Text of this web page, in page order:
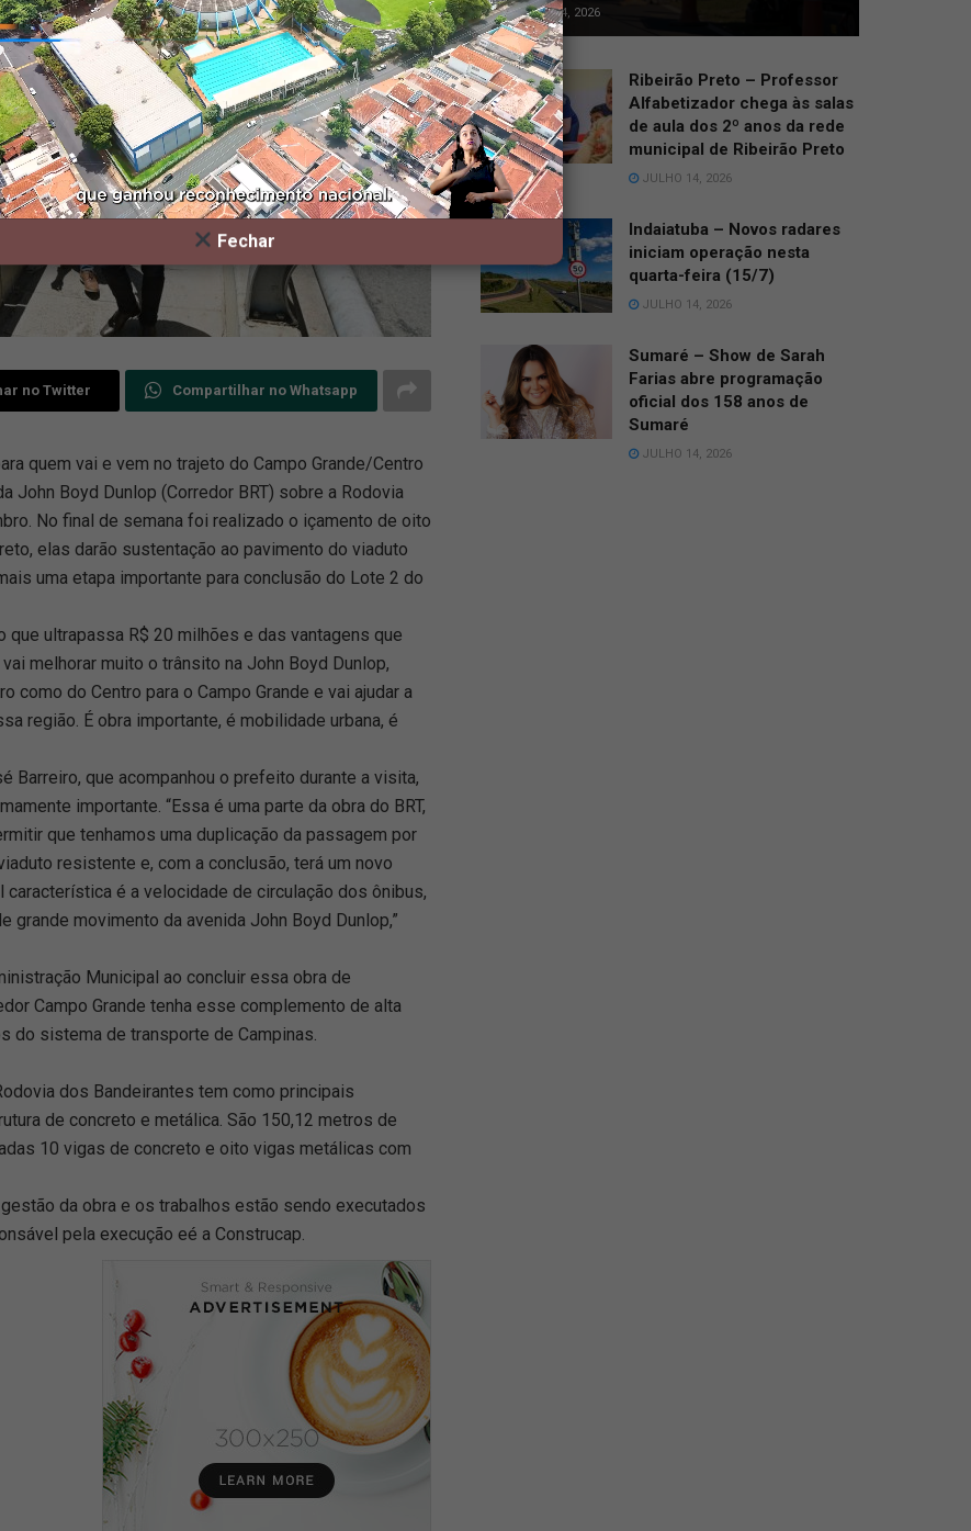
Fechar
no Twitter Compartilhar no Whatsapp
quem vai e vem no trajeto do Campo Grande/Centro
Boyd Dunlop (Corredor BRT) sobre a Rodovia
No final de semana foi realizado o içamento de oito
elas darão sustentação ao pavimento do viaduto
uma etapa importante para conclusão do Lote 2 do
ultrapassa R$ 20 milhões e das vantagens que
melhorar muito o trânsito na John Boyd Dunlop,
como do Centro para o Campo Grande e vai ajudar a
região. É obra importante, é mobilidade urbana, é
que acompanhou o prefeito durante a visita,
importante. “Essa é uma parte da obra do BRT,
que tenhamos uma duplicação da passagem por
resistente e, com a conclusão, terá um novo
é a velocidade de circulação dos ônibus,
movimento da avenida John Boyd Dunlop,”
Municipal ao concluir essa obra de
Campo Grande tenha esse complemento de alta
do sistema de transporte de Campinas.
dos Bandeirantes tem como principais
de concreto e metálica. São 150,12 metros de
10 vigas de concreto e oito vigas metálicas com
da obra e os trabalhos estão sendo executados
pela execução eé a Construcap.
JULHO 14, 2026
Ribeirão Preto – Professor
Alfabetizador chega às salas
de aula dos 2º anos da rede
municipal de Ribeirão Preto
JULHO 14, 2026
Indaiatuba – Novos radares
iniciam operação nesta
quarta-feira (15/7)
JULHO 14, 2026
Sumaré – Show de Sarah
Farias abre programação
oficial dos 158 anos de
Sumaré
JULHO 14, 2026